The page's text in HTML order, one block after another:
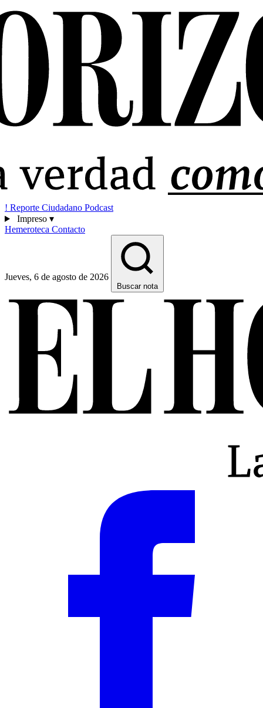
! Reporte Ciudadano Podcast
Impreso ▾
Hemeroteca Contacto
Jueves, 6 de agosto de 2026
Buscar nota